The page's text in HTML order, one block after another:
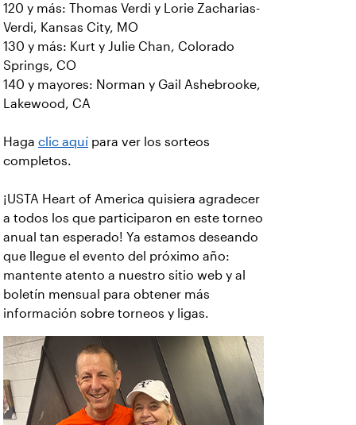
120 y más: Thomas Verdi y Lorie Zacharias-
Verdi, Kansas City, MO
130 y más: Kurt y Julie Chan, Colorado
Springs, CO
140 y mayores: Norman y Gail Ashebrooke,
Lakewood, CA
Haga clic aquí para ver los sorteos
completos.
¡USTA Heart of America quisiera agradecer
a todos los que participaron en este torneo
anual tan esperado! Ya estamos deseando
que llegue el evento del próximo año:
mantente atento a nuestro sitio web y al
boletín mensual para obtener más
información sobre torneos y ligas.